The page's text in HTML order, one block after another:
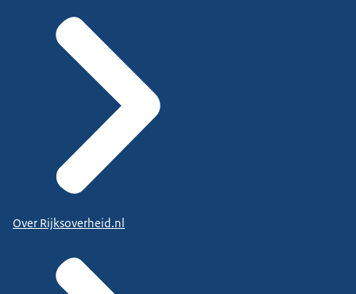
Over Rijksoverheid.nl